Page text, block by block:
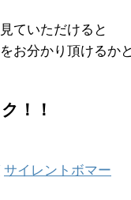
ていただけると
お分かり頂けるか
！！
サイレントボマー